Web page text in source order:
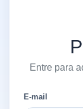
Entre para
E-mail